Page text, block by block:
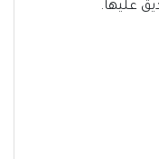
عليها.